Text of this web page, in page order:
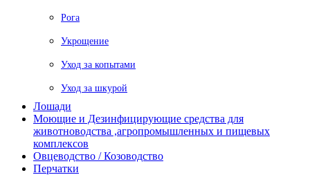
Рога
Укрощение
Уход за копытами
Уход за шкурой
Лошади
Моющие и Дезинфицирующие средства для
животноводства ,агропромышленных и пищевых
комплексов
Овцеводство / Козоводство
Перчатки